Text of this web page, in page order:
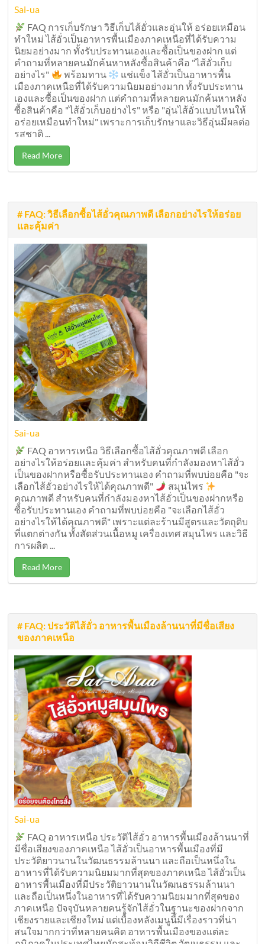
Sai-ua
FAQ การเก็บรักษา วิธีเก็บไส้อั่วและอุ่นให้ อร่อยเหมือน
ทำใหม่ ไส้อั่วเป็นอาหารพื้นเมืองภาคเหนือที่ได้รับความ
นิยมอย่างมาก ทั้งรับประทานเองและซื้อเป็นของฝาก แต่
คำถามที่หลายคนมักค้นหาหลังซื้อสินค้าคือ "ไส้อั่วเก็บ
อย่างไร"
พร้อมทาน
แช่แข็ง ไส้อั่วเป็นอาหารพื้น
เมืองภาคเหนือที่ได้รับความนิยมอย่างมาก ทั้งรับประทาน
เองและซื้อเป็นของฝาก แต่คำถามที่หลายคนมักค้นหาหลัง
ซื้อสินค้าคือ "ไส้อั่วเก็บอย่างไร" หรือ "อุ่นไส้อั่วแบบไหนให้
อร่อยเหมือนทำใหม่" เพราะการเก็บรักษาและวิธีอุ่นมีผลต่อ
รสชาติ ...
Read More
# FAQ: วิธีเลือกซื้อไส้อั่วคุณภาพดี เลือกอย่างไรให้อร่อย
และคุ้มค่า
Sai-ua
FAQ อาหารเหนือ วิธีเลือกซื้อไส้อั่วคุณภาพดี เลือก
อย่างไรให้อร่อยและคุ้มค่า สำหรับคนที่กำลังมองหาไส้อั่ว
เป็นของฝากหรือซื้อรับประทานเอง คำถามที่พบบ่อยคือ "จะ
เลือกไส้อั่วอย่างไรให้ได้คุณภาพดี"
สมุนไพร
คุณภาพดี สำหรับคนที่กำลังมองหาไส้อั่วเป็นของฝากหรือ
ซื้อรับประทานเอง คำถามที่พบบ่อยคือ "จะเลือกไส้อั่ว
อย่างไรให้ได้คุณภาพดี" เพราะแต่ละร้านมีสูตรและวัตถุดิบ
ที่แตกต่างกัน ทั้งสัดส่วนเนื้อหมู เครื่องเทศ สมุนไพร และวิธี
การผลิต ...
Read More
# FAQ: ประวัติไส้อั่ว อาหารพื้นเมืองล้านนาที่มีชื่อเสียง
ของภาคเหนือ
Sai-ua
FAQ อาหารเหนือ ประวัติไส้อั่ว อาหารพื้นเมืองล้านนาที่
มีชื่อเสียงของภาคเหนือ ไส้อั่วเป็นอาหารพื้นเมืองที่มี
ประวัติยาวนานในวัฒนธรรมล้านนา และถือเป็นหนึ่งใน
อาหารที่ได้รับความนิยมมากที่สุดของภาคเหนือ ไส้อั่วเป็น
อาหารพื้นเมืองที่มีประวัติยาวนานในวัฒนธรรมล้านนา
และถือเป็นหนึ่งในอาหารที่ได้รับความนิยมมากที่สุดของ
ภาคเหนือ ปัจจุบันหลายคนรู้จักไส้อั่วในฐานะของฝากจาก
เชียงรายและเชียงใหม่ แต่เบื้องหลังเมนูนี้มีเรื่องราวที่น่า
สนใจมากกว่าที่หลายคนคิด อาหารพื้นเมืองของแต่ละ